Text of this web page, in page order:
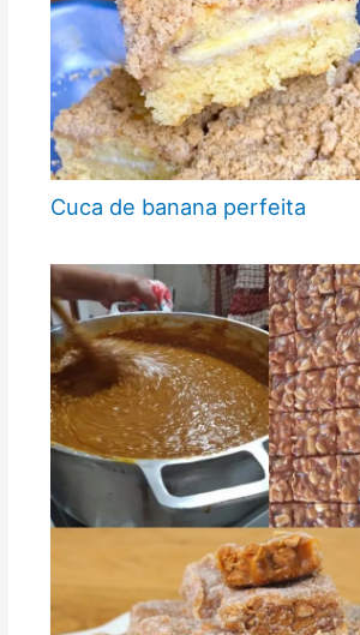
Cuca de banana perfeita